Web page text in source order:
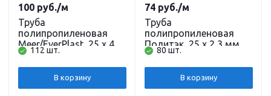
Труба
полипропиленовая
Meer/EverPlast, 25 x 4,2
мм, PN20, 2 м
112 шт.
100 руб./м
В корзину
Труба
полипропиленовая
Политэк, 25 x 2,3 мм,
PN10, 2 м
80 шт.
74 руб./м
В корзину